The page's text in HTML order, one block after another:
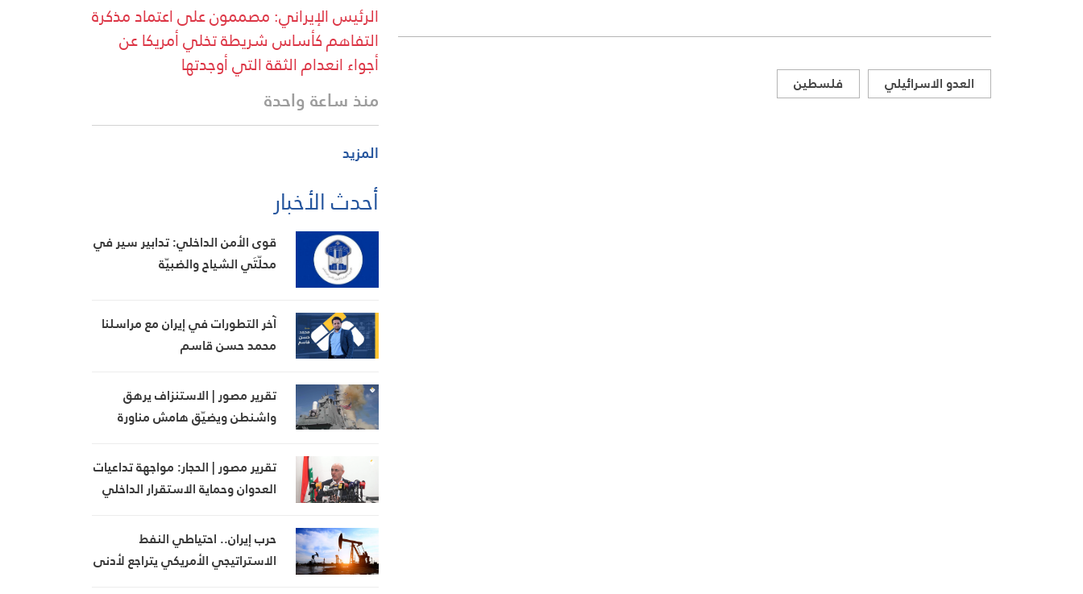
العدو الاسرائيلي فلسطين
الرئيس الإيراني: مصممون على اعتماد مذكرة
التفاهم كأساس شريطة تخلي أمريكا عن
أجواء انعدام الثقة التي أوجدتها
منذ ساعة واحدة
المزيد
أحدث الأخبار
قوى الأمن الداخلي: تدابير سير في
محلّتَي الشياح والضبيّة
آخر التطورات في إيران مع مراسلنا
محمد حسن قاسم
تقرير مصور | الاستنزاف يرهق
واشنطن ويضيّق هامش مناورة
تقرير مصور | الحجار: مواجهة تداعيات
العدوان وحماية الاستقرار الداخلي
حرب إيران.. احتياطي النفط
الاستراتيجي الأمريكي يتراجع لأدنى